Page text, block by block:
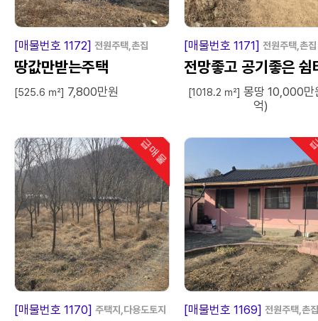
급 매 물
[매물번호 1172] 전원주택,촌집
땅값만받는주택
[525.6 ㎡] 7,800만원
급 매
[매물번호 1171] 전원주택,촌집
전망좋고 공기좋은 쉼
[1018.2 ㎡] 몽땅 10,000만
억)
급매물
인기
급 매 물
[매물번호 1170] 주택지,다용도토지 급 매
[매물번호 1169] 전원주택,촌집